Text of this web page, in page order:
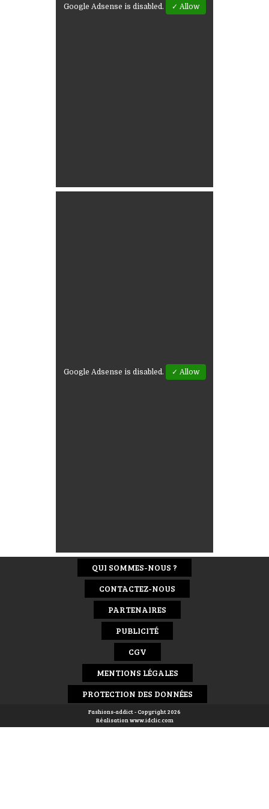
Google Adsense is disabled. ✓ Allow
Google Adsense is disabled. ✓ Allow
QUI SOMMES-NOUS ?
CONTACTEZ-NOUS
PARTENAIRES
PUBLICITÉ
CGV
MENTIONS LÉGALES
PROTECTION DES DONNÉES
Fashions-addict - Copyright 2026
Réalisationwww.idclic.com